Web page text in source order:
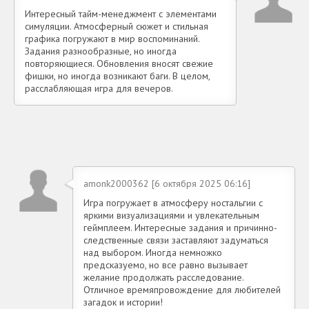
Интересный тайм-менеджмент с элементами
симуляции. Атмосферный сюжет и стильная
графика погружают в мир воспоминаний.
Задания разнообразные, но иногда
повторяющиеся. Обновления вносят свежие
фишки, но иногда возникают баги. В целом,
расслабляющая игра для вечеров.
amonk2000362 [6 октября 2025 06:16]
Игра погружает в атмосферу ностальгии с
яркими визуализациями и увлекательным
геймплеем. Интересные задания и причинно-
следственные связи заставляют задуматься
над выбором. Иногда немножко
предсказуемо, но все равно вызывает
желание продолжать расследование.
Отличное времяпровождение для любителей
загадок и истории!